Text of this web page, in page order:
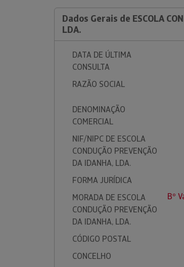
Dados Gerais de ESCOLA
LDA.
DATA DE ÚLTIMA
CONSULTA
RAZÃO SOCIAL
DENOMINAÇÃO
COMERCIAL
NIF/NIPC DE ESCOLA
CONDUÇÃO PREVENÇÃO
DA IDANHA, LDA.
FORMA JURÍDICA
MORADA DE ESCOLA
CONDUÇÃO PREVENÇÃO
DA IDANHA, LDA.
Bº
CÓDIGO POSTAL
CONCELHO